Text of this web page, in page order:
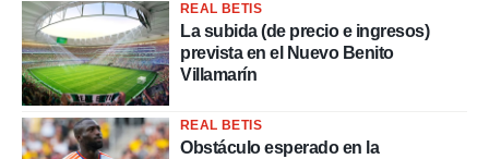
REAL BETIS
La subida (de precio e ingresos)
prevista en el Nuevo Benito
Villamarín
REAL BETIS
Obstáculo esperado en la